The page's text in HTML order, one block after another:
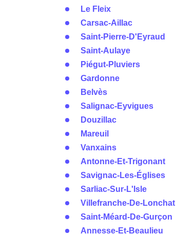
Le Fleix
Carsac-Aillac
Saint-Pierre-D'Eyraud
Saint-Aulaye
Piégut-Pluviers
Gardonne
Belvès
Salignac-Eyvigues
Douzillac
Mareuil
Vanxains
Antonne-Et-Trigonant
Savignac-Les-Églises
Sarliac-Sur-L'Isle
Villefranche-De-Lonchat
Saint-Méard-De-Gurçon
Annesse-Et-Beaulieu